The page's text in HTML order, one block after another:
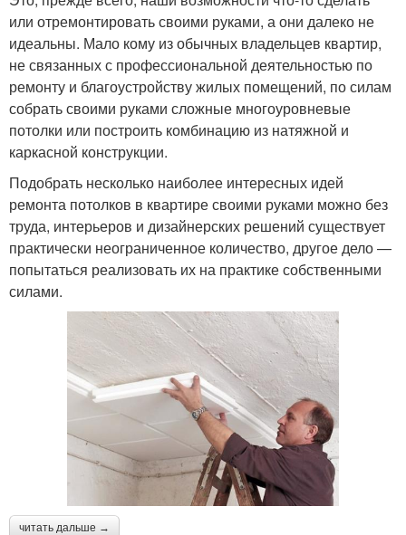
или отремонтировать своими руками, а они далеко не
идеальны. Мало кому из обычных владельцев квартир,
не связанных с профессиональной деятельностью по
ремонту и благоустройству жилых помещений, по силам
собрать своими руками сложные многоуровневые
потолки или построить комбинацию из натяжной и
каркасной конструкции.
Подобрать несколько наиболее интересных идей
ремонта потолков в квартире своими руками можно без
труда, интерьеров и дизайнерских решений существует
практически неограниченное количество, другое дело —
попытаться реализовать их на практике собственными
силами.
читать дальше →